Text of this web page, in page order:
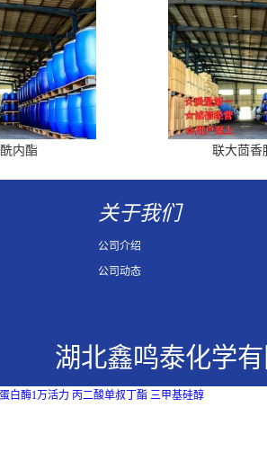
内酯 联大茴香
关于我们
公司介绍
公司动态
湖北鑫鸣泰化学
白酶1万活力 丙二酸单叔丁酯 三甲基硅醇